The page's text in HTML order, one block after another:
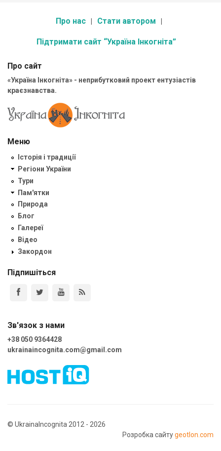
Про нас Стати автором
Підтримати сайт “Україна Інкогніта”
Про сайт
«Україна Інкогніта» - неприбутковий проект ентузіастів
краєзнавства.
Меню
Історія і традиції
Регіони України
Тури
Пам'ятки
Природа
Блог
Галереї
Відео
Закордон
Підпишіться
Зв'язок з нами
+38 050 9364428
ukrainaincognita.com@gmail.com
© UkrainaIncognita 2012 - 2026
Розробка сайтуgeotlon.com